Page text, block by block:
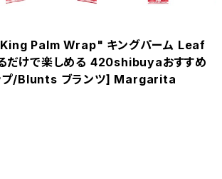
Palm Wrap" キングパーム Leaf
けで楽しめる 420shibuyaおすすめ
プ/Blunts ブランツ] Margarita